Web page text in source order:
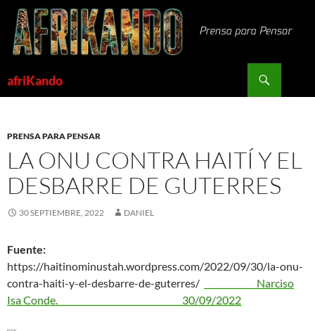
Saltar
contenido
afriKando
PRENSA PARA PENSAR
LA ONU CONTRA HAITÍ Y EL
DESBARRE DE GUTERRES
30 SEPTIEMBRE, 2022 DANIEL
Fuente:
https://haitinominustah.wordpress.com/2022/09/30/la-onu-
contra-haiti-y-el-desbarre-de-guterres/
Narciso
Isa Conde. 30/09/2022